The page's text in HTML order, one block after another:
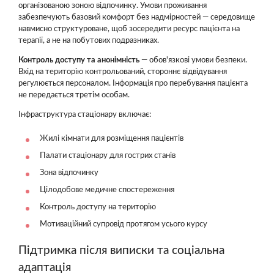
організованою зоною відпочинку. Умови проживання
забезпечують базовий комфорт без надмірностей — середовище
навмисно структуроване, щоб зосередити ресурс пацієнта на
терапії, а не на побутових подразниках.
Контроль доступу та анонімність — обов'язкові умови безпеки.
Вхід на територію контрольований, стороннє відвідування
регулюється персоналом. Інформація про перебування пацієнта
не передається третім особам.
Інфраструктура стаціонару включає:
Жилі кімнати для розміщення пацієнтів
Палати стаціонару для гострих станів
Зона відпочинку
Цілодобове медичне спостереження
Контроль доступу на територію
Мотиваційний супровід протягом усього курсу
Підтримка після виписки та соціальна
адаптація